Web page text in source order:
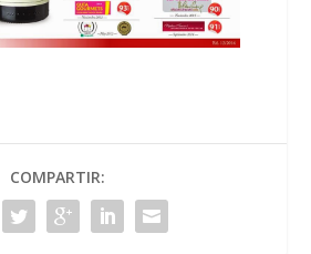
COMPARTIR: